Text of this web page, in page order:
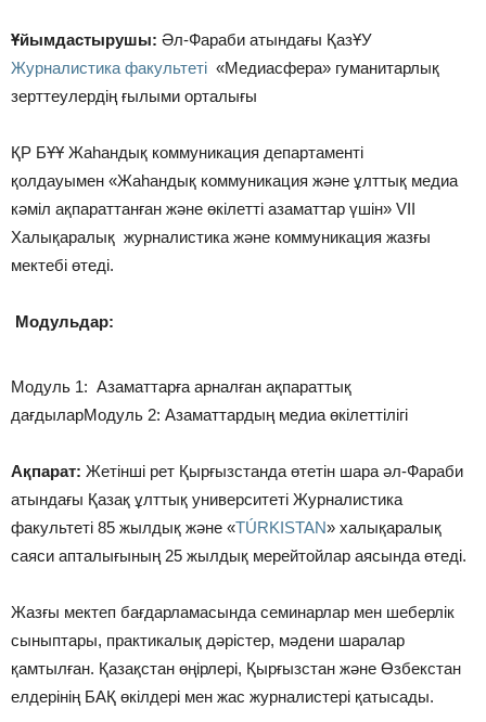
Ұйымдастырушы: Әл-Фараби атындағы ҚазҰУ
Журналистика факультеті «Медиасфера» гуманитарлық
зерттеулердің ғылыми орталығы
ҚР БҰҰ Жаһандық коммуникация департаменті
қолдауымен «Жаһандық коммуникация және ұлттық медиа
кәміл ақпараттанған және өкілетті азаматтар үшін» VII
Халықаралық журналистика және коммуникация жазғы
мектебі өтеді.
Модульдар:
Модуль 1: Азаматтарға арналған ақпараттық
дағдыларМодуль 2: Азаматтардың медиа өкілеттілігі
Ақпарат: Жетінші рет Қырғызстанда өтетін шара әл-Фараби
атындағы Қазақ ұлттық университеті Журналистика
факультеті 85 жылдық және «TÚRKISTAN» халықаралық
саяси апталығының 25 жылдық мерейтойлар аясында өтеді.
Жазғы мектеп бағдарламасында семинарлар мен шеберлік
сыныптары, практикалық дәрістер, мәдени шаралар
қамтылған. Қазақстан өңірлері, Қырғызстан және Өзбекстан
елдерінің БАҚ өкілдері мен жас журналистері қатысады.